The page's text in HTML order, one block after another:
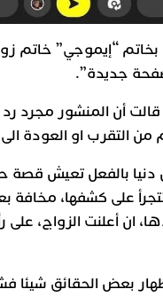
بخاتم “إيموجي” خاتم
أن المنشور مجرد
من التقرب او العودة
دنيا بالفعل تعيش قصة
على كشفها، مخافة
ان أعلنت الزواج، على
بعض الحقائق شيئا